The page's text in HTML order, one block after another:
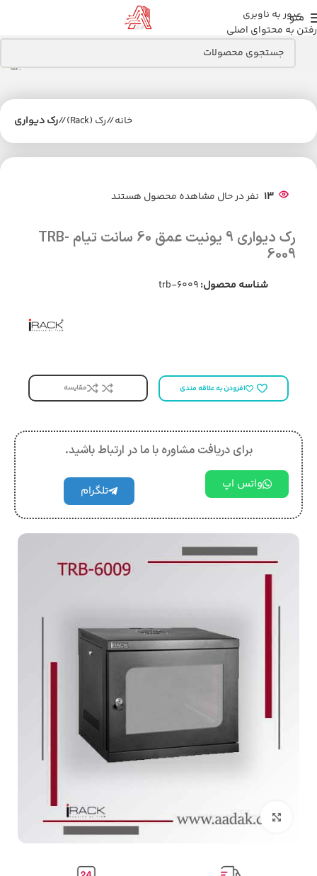
عبور به ناوبری
رفتن به محتوای اصلی
منو
خانه/ رک (Rack) /رک دیواری
13 نفر در حال مشاهده محصول هستند
رک دیواری 9 یونیت عمق 60 سانت تیام TRB-
6009
شناسه محصول:trb-6009
افزودن به علاقه مندی مقایسه
برای دریافت مشاوره با ما در ارتباط باشید.
واتس اپ تلگرام
بزرگنمایی تصویر